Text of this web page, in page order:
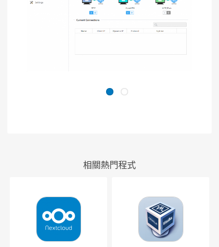
相關熱門程式